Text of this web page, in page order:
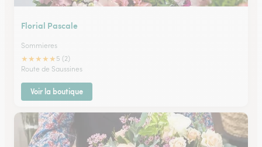
Florial Pascale
Sommieres
★★★★★ 5 (2)
Route de Saussines
Voir la boutique